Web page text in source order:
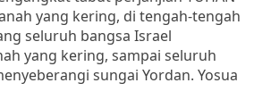
yang kering, di tengah-tengah
seluruh bangsa Israel
yang kering, sampai seluruh
sungai Yordan. Yosua